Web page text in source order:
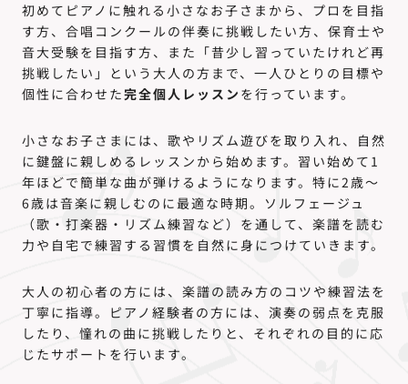
初めてピアノに触れる小さなお子さまから、プロを目指
す方、合唱コンクールの伴奏に挑戦したい方、保育士や
音大受験を目指す方、また「昔少し習っていたけれど再
挑戦したい」という大人の方まで、一人ひとりの目標や
個性に合わせた完全個人レッスン を行っています。
小さなお子さまには、歌やリズム遊びを取り入れ、自然
に鍵盤に親しめるレッスンから始めます。習い始めて1
年ほどで簡単な曲が弾けるようになります。特に2歳～
6歳は音楽に親しむのに最適な時期。ソルフェージュ
（歌・打楽器・リズム練習など）を通して、楽譜を読む
力や自宅で練習する習慣を自然に身につけていきます。
大人の初心者の方には、楽譜の読み方のコツや練習法を
丁寧に指導。ピアノ経験者の方には、演奏の弱点を克服
したり、憧れの曲に挑戦したりと、それぞれの目的に応
じたサポートを行います。